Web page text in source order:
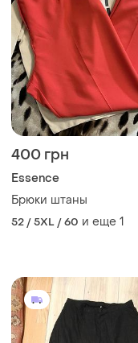
400 грн
Essence
Брюки штаны
52 / 5XL / 60 и еще 1